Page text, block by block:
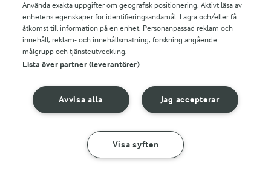
© 2026 Arla Foods
Integritetspolicy
Använda exakta uppgifter om geografisk positionering. Aktivt läsa av
enhetens egenskaper för identifieringsändamål. Lagra och/eller få
åtkomst till information på en enhet. Personanpassad reklam och
innehåll, reklam- och innehållsmätning, forskning angående
målgrupp och tjänsteutveckling.
Lista över partner (leverantörer)
Jag accepterar
Avvisa alla
Visa syften